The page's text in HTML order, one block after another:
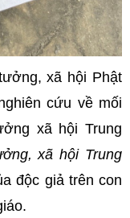
xã hội Phật
cứu về mối
xã hội Trung
xã hội Trung
độc giả trên con